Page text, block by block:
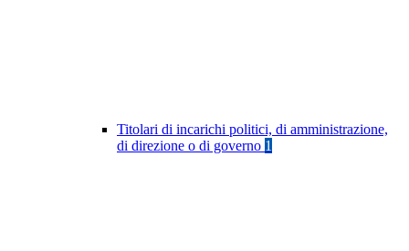
Titolari di incarichi politici, di amministrazione,
di direzione o di governo 1